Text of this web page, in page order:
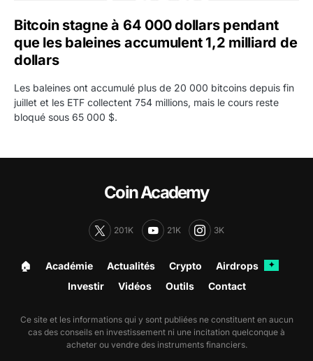
Bitcoin stagne à 64 000 dollars pendant
que les baleines accumulent 1,2 milliard de
dollars
Les baleines ont accumulé plus de 20 000 bitcoins depuis fin
juillet et les ETF collectent 754 millions, mais le cours reste
bloqué sous 65 000 $.
Coin Academy
201K 21K 3K
🏠︎ Académie Actualités Crypto Airdrops ✦
Investir Vidéos Outils Contact
Ce site et les informations qui y sont publiées ne constituent en aucun
cas des conseils en investissement ni une incitation quelconque à
acheter ou vendre des instruments financiers.